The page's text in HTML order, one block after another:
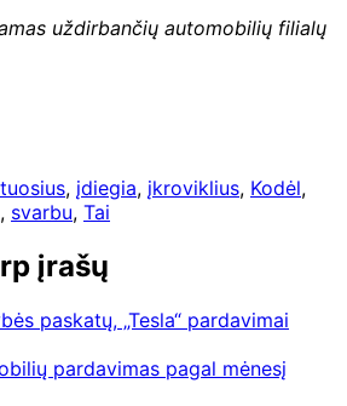
uždirbančių automobilių filialų
, įdiegia, įkroviklius, Kodėl,
, svarbu, Tai
įrašų
paskatų, „Tesla“ pardavimai
pardavimas pagal mėnesį